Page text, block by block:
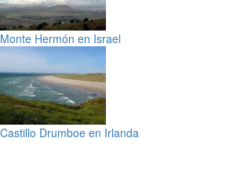
Monte Hermón en Israel
Castillo Drumboe en Irlanda